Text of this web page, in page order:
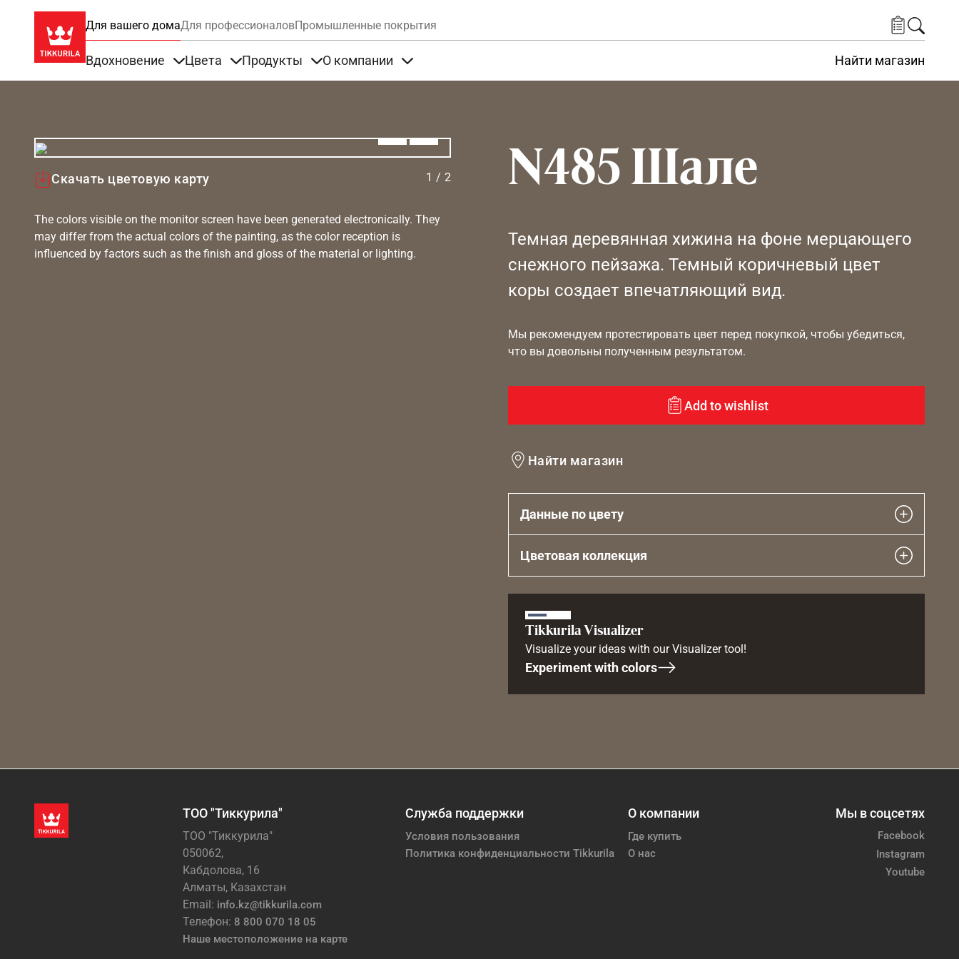
Для вашего домаДля профессионаловПромышленные покрытия
Вдохновение Цвета Продукты О компании Найти магазин
N485 Шале
Скачать цветовую карту 1 / 2
The colors visible on the monitor screen have been generated electronically. They
may differ from the actual colors of the painting, as the color reception is
influenced by factors such as the finish and gloss of the material or lighting.
Темная деревянная хижина на фоне мерцающего
снежного пейзажа. Темный коричневый цвет
коры создает впечатляющий вид.
Мы рекомендуем протестировать цвет перед покупкой, чтобы убедиться,
что вы довольны полученным результатом.
Add to wishlist
Найти магазин
Данные по цвету
Цветовая коллекция
Tikkurila Visualizer
Visualize your ideas with our Visualizer tool!
Experiment with colors
ТОО "Тиккурила"
ТОО "Тиккурила"
050062,
Кабдолова, 16
Алматы, Казахстан
Email: info.kz@tikkurila.com
Телефон: 8 800 070 18 05
Наше местоположение на карте
Служба поддержки
Условия пользования
Политика конфиденциальности Tikkurila
О компании
Где купить
О нас
Мы в соцсетях
Facebook
Instagram
Youtube